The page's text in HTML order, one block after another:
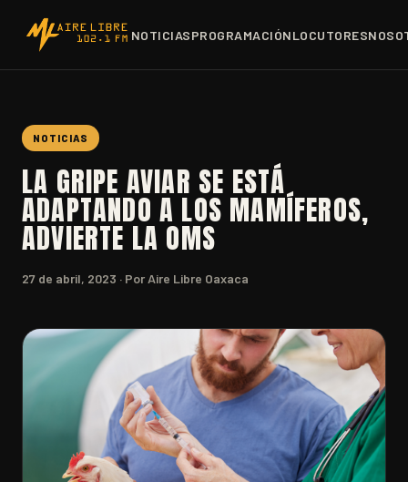
NOTICIASPROGRAMACIÓNLOCUTORES
NOTICIAS
LA GRIPE AVIAR SE ESTÁ
ADAPTANDO A LOS MAMÍFEROS,
ADVIERTE LA OMS
27 de abril, 2023 · Por Aire Libre Oaxaca